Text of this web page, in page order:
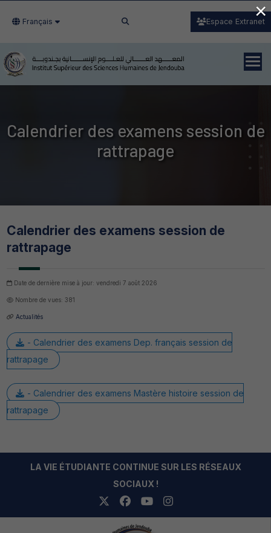
Français Espace Extranet
Calendrier des examens session de
rattrapage
Calendrier des examens session de
rattrapage
Date de dernière mise à jour: vendredi 7 août 2026
Nombre de vues: 381
Actualités
- Calendrier des examens Dep. français session de
rattrapage
- Calendrier des examens Mastère histoire session de
rattrapage
LA VIE ÉTUDIANTE CONTINUE SUR LES RÉSEAUX
SOCIAUX !
×